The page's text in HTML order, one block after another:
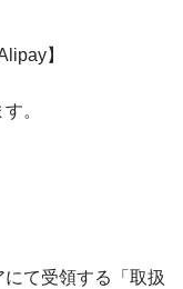
】
。
て受領する「取扱